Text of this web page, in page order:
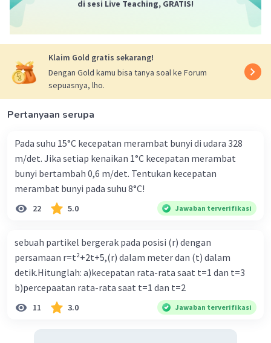
di sesi Live Teaching, GRATIS!
Klaim Gold gratis sekarang!
Dengan Gold kamu bisa tanya soal ke Forum
sepuasnya, lho.
Pertanyaan serupa
Pada suhu 15°C kecepatan merambat bunyi di udara 328
m/det. Jika setiap kenaikan 1°C kecepatan merambat
bunyi bertambah 0,6 m/det. Tentukan kecepatan
merambat bunyi pada suhu 8°C!
22 5.0 Jawaban terverifikasi
sebuah partikel bergerak pada posisi (r) dengan
persamaan r=t²+2t+5,(r) dalam meter dan (t) dalam
detik.Hitunglah: a)kecepatan rata-rata saat t=1 dan t=3
b)percepaatan rata-rata saat t=1 dan t=2
11 3.0 Jawaban terverifikasi